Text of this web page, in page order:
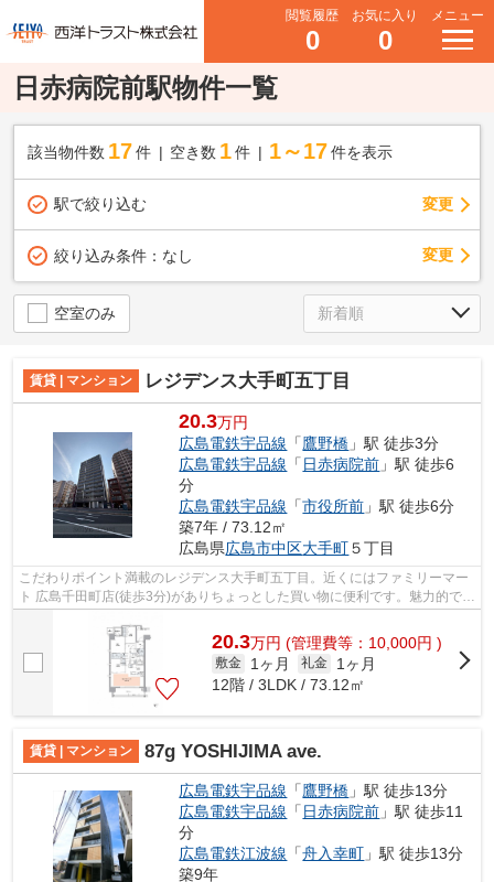
閲覧履歴
0
お気に入り
0
メニュー
日赤病院前駅物件一覧
該当物件数 17件 空き数 1 件 1～17 件を表示
駅で絞り込む 変更
絞り込み条件： なし 変更
空室のみ
賃貸 | マンション レジデンス大手町五丁目
20.3万円
広島電鉄宇品線 「鷹野橋 」駅 徒歩3分
広島電鉄宇品線 「 日赤病院前 」駅 徒歩6
分
広島電鉄宇品線 「市役所前 」駅 徒歩6分
築7年 / 73.12㎡
広島県広島市中区大手町５丁目
こだわりポイント満載のレジデンス大手町五丁目。近くにはファミリーマー
ト 広島千田町店(徒歩3分)がありちょっとした買い物に便利です。魅力的で眺
20.3万円 (管理費等：10,000円 )
敷金 1ヶ月 礼金
1ヶ月
12階 / 3LDK / 73.12㎡
賃貸 | マンション 87g YOSHIJIMA ave.
広島電鉄宇品線 「鷹野橋 」駅 徒歩13分
広島電鉄宇品線 「 日赤病院前 」駅 徒歩11
分
広島電鉄江波線 「舟入幸町 」駅 徒歩13分
築9年